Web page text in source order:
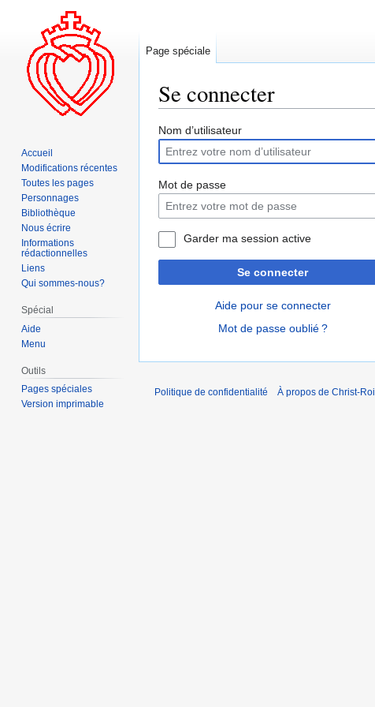
Se connecter
Aller
la
navigation
Aller
la
recherche
Nom d’utilisateur
Mot de passe
Garder ma session active
Se connecter
Aide pour se connecter
Mot de passe oublié ?
Page spéciale
Accueil
Modifications récentes
Toutes les pages
Personnages
Bibliothèque
Nous écrire
Informations
rédactionnelles
Liens
Qui sommes-nous?
Spécial
Aide
Menu
Outils
Pages spéciales
Version imprimable
Politique de confidentialité À propos de Christ-Roi